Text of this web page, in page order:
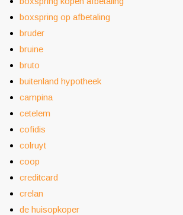
boxspring op afbetaling
bruder
bruine
bruto
buitenland hypotheek
campina
cetelem
cofidis
colruyt
coop
creditcard
crelan
de huisopkoper